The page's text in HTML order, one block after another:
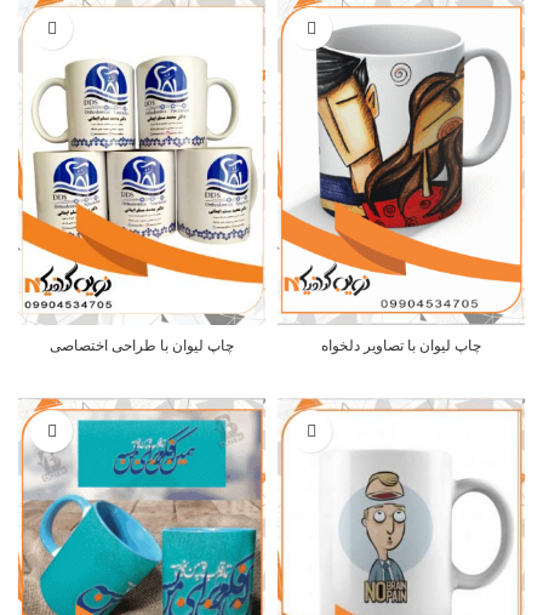
چاپ لیوان با تصاویر دلخواه چاپ لیوان با طراحی اختصاصی